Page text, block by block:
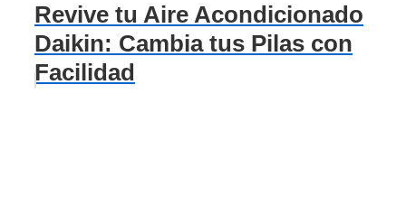
Revive tu Aire Acondicionado
Daikin: Cambia tus Pilas con
Facilidad